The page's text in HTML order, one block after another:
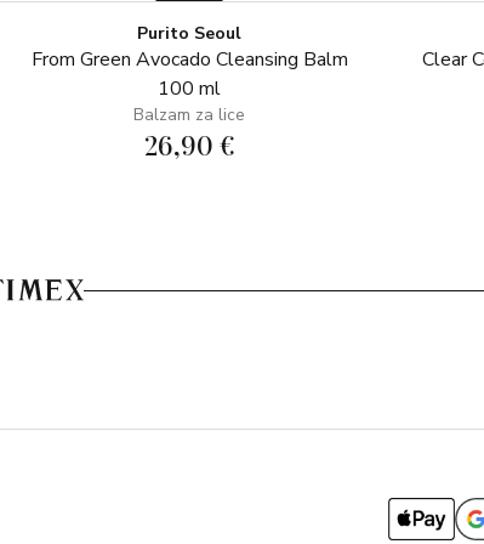
Purito Seoul
From Green Avocado Cleansing Balm
100 ml
Balzam za lice
26,90 €
Clear